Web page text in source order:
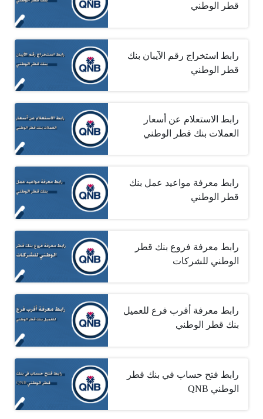
قطر الوطني
رابط استخراج رقم الآيبان بنك
قطر الوطني
رابط الاستعلام عن أسعار
العملات بنك قطر الوطني
رابط معرفة مواعيد عمل بنك
قطر الوطني
رابط معرفة فروع بنك قطر
الوطني للشركات
رابط معرفة أقرب فرع للعميل
بنك قطر الوطني
رابط فتح حساب في بنك قطر
الوطني ‎ QNB